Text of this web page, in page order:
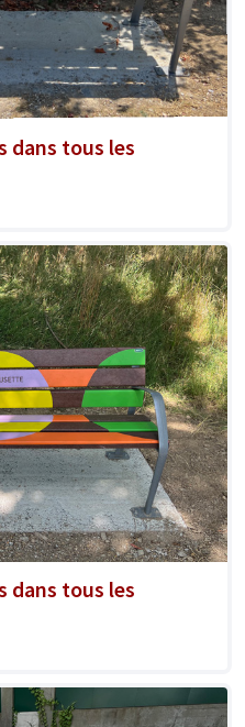
dans tous les
dans tous les